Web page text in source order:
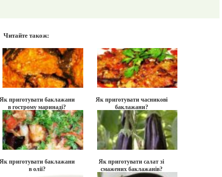
Читайте також:
приготувати баклажани
в гострому маринаді?
Як приготувати часникові
баклажани?
приготувати баклажани
в олії?
Як приготувати салат зі
смажених баклажанів?